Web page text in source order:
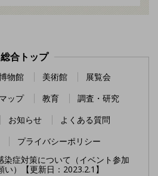
総合トップ
物館 美術館
展覧会
ップ 教育
調査・研究
お知らせ
よくある質問
プライバシーポリシー
染症対策について（イベント参加
）【更新日：2023.2.1】